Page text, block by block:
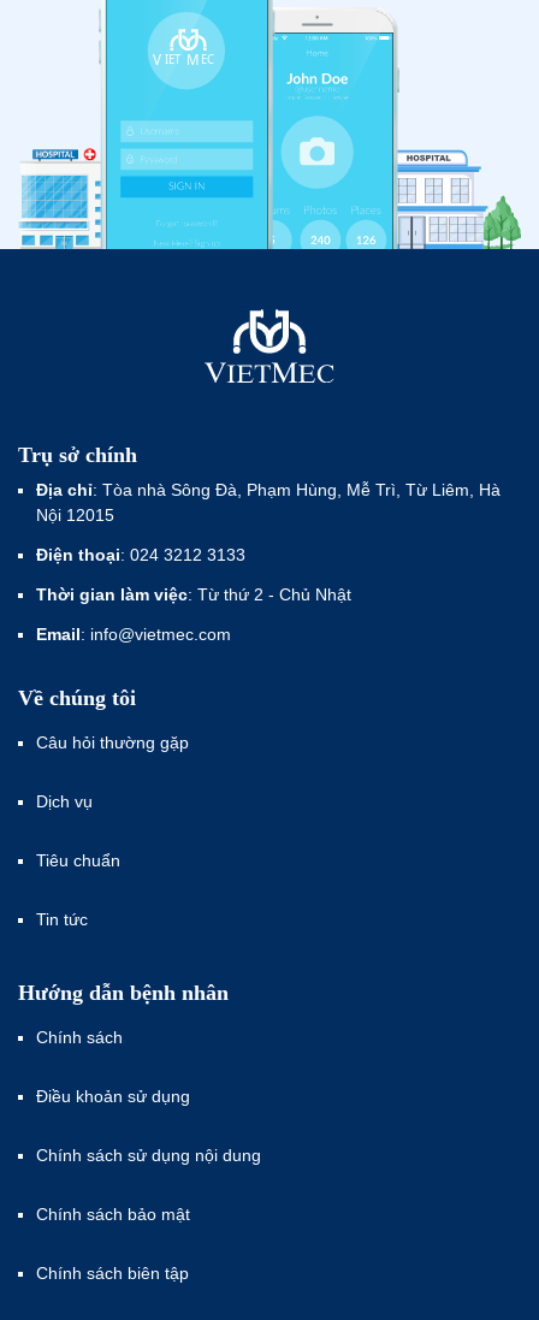
Trụ sở chính
Địa chỉ: Tòa nhà Sông Đà, Phạm Hùng, Mễ Trì, Từ Liêm, Hà
Nội 12015
Điện thoại: 024 3212 3133
Thời gian làm việc: Từ thứ 2 - Chủ Nhật
Email: info@vietmec.com
Về chúng tôi
Câu hỏi thường gặp
Dịch vụ
Tiêu chuẩn
Tin tức
Hướng dẫn bệnh nhân
Chính sách
Điều khoản sử dụng
Chính sách sử dụng nội dung
Chính sách bảo mật
Chính sách biên tập